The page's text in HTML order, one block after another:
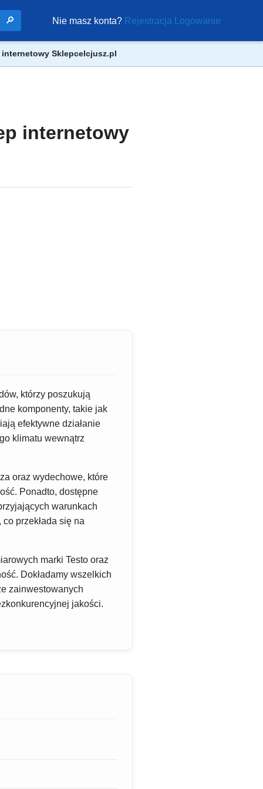
🔎 Nie masz konta? Rejestracja Logowanie
Sklepcelcjusz.pl
internetowy
którzy poszukują
komponenty, takie jak
efektywne działanie
klimatu wewnątrz
oraz wydechowe, które
Ponadto, dostępne
warunkach
przekłada się na
marki Testo oraz
Dokładamy wszelkich
zainwestowanych
jakości.